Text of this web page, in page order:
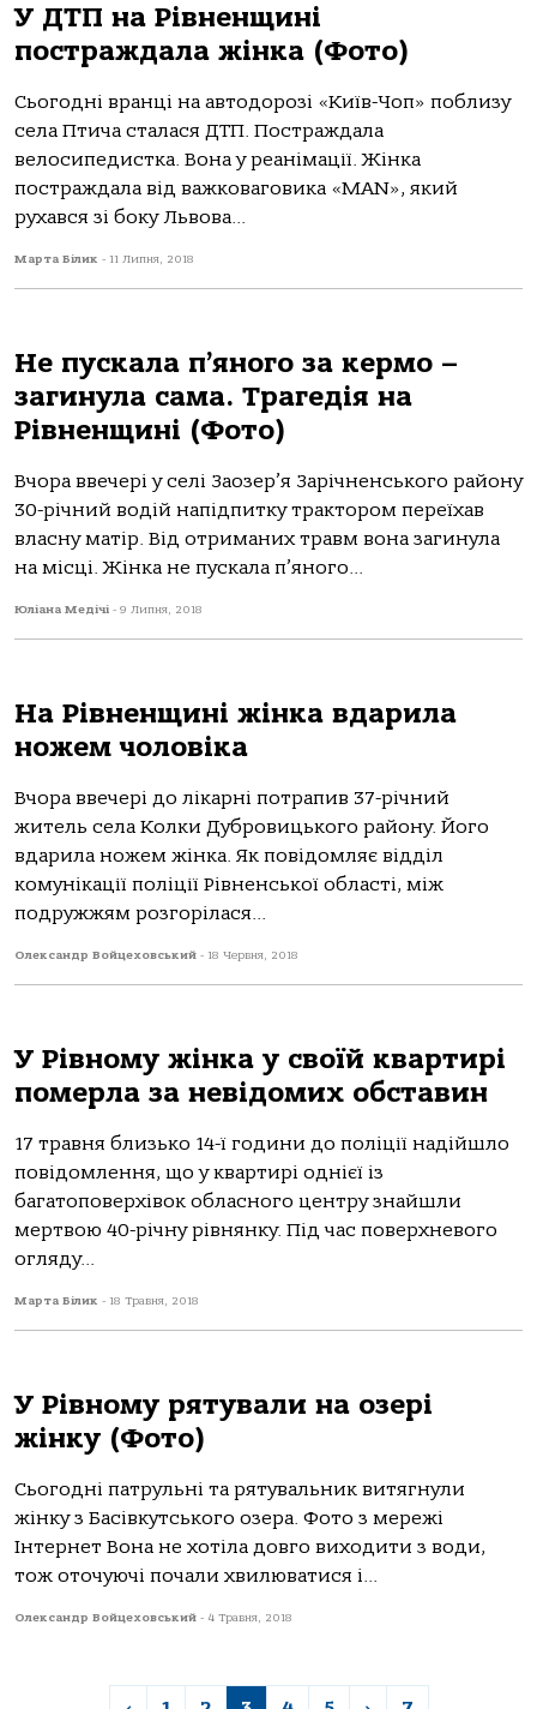
У ДТП на Рівненщині
постраждала жінка (Фото)
Сьогодні вранці на автодорозі «Київ-Чоп» поблизу
села Птича сталася ДТП. Постраждала
велосипедистка. Вона у реанімації. Жінка
постраждала від важковаговика «MAN», який
рухався зі боку Львова...
Марта Білик - 11 Липня, 2018
Не пускала п’яного за кермо –
загинула сама. Трагедія на
Рівненщині (Фото)
Вчора ввечері у селі Заозер’я Зарічненського району
30-річний водій напідпитку трактором переїхав
власну матір. Від отриманих травм вона загинула
на місці. Жінка не пускала п’яного...
Юліана Медічі - 9 Липня, 2018
На Рівненщині жінка вдарила
ножем чоловіка
Вчора ввечері до лікарні потрапив 37-річний
житель села Колки Дубровицького району. Його
вдарила ножем жінка. Як повідомляє відділ
комунікації поліції Рівненської області, між
подружжям розгорілася...
Олександр Войцеховський - 18 Червня, 2018
У Рівному жінка у своїй квартирі
померла за невідомих обставин
17 травня близько 14-ї години до поліції надійшло
повідомлення, що у квартирі однієї із
багатоповерхівок обласного центру знайшли
мертвою 40-річну рівнянку. Під час поверхневого
огляду...
Марта Білик - 18 Травня, 2018
У Рівному рятували на озері
жінку (Фото)
Сьогодні патрульні та рятувальник витягнули
жінку з Басівкутського озера. Фото з мережі
Інтернет Вона не хотіла довго виходити з води,
тож оточуючі почали хвилюватися і...
Олександр Войцеховський - 4 Травня, 2018